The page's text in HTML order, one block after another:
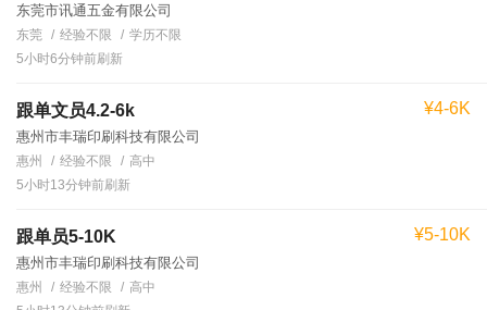
东莞市讯通五金有限公司
东莞 经验不限
学历不限
5小时6分钟前刷新
跟单文员4.2-6k
惠州市丰瑞印刷科技有限公司
¥4-6K
惠州 经验不限
高中
5小时13分钟前刷新
跟单员5-10K
惠州市丰瑞印刷科技有限公司
¥5-10K
惠州 经验不限
高中